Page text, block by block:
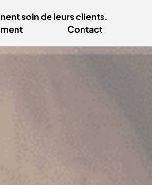
soin de leurs clients.
Contact